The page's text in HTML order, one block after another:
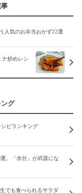
人気のお弁当おかず22選
ナ炒めレシ
グ
シピランキング
。「水分」が武器にな
でも食べられるサラダ